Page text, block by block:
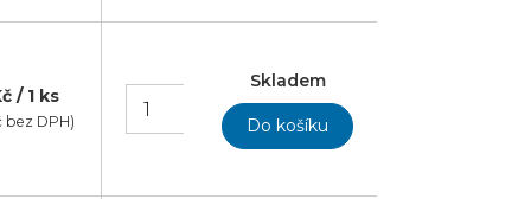
/ 1 ks
bez DPH)
Skladem